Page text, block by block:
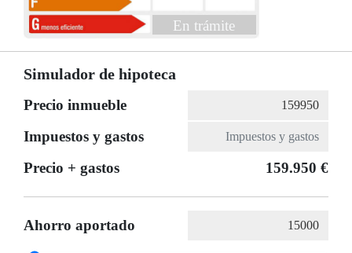
En trámite
Simulador de hipoteca
Precio inmueble
Impuestos y gastos
Precio + gastos
159.950 €
Ahorro aportado